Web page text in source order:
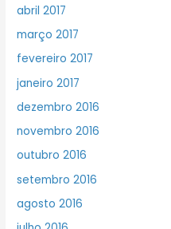
abril 2017
março 2017
fevereiro 2017
janeiro 2017
dezembro 2016
novembro 2016
outubro 2016
setembro 2016
agosto 2016